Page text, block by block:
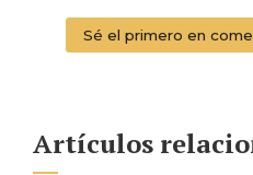
Sé el primero en
Artículos